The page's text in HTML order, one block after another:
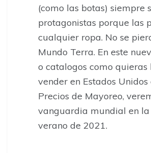
(como las botas) siempre
protagonistas porque las
cualquier ropa. No se
Mundo Terra. En este
o catalogos como
vender en Estados
Precios de Mayoreo,
vanguardia mundial en
verano de 2021.